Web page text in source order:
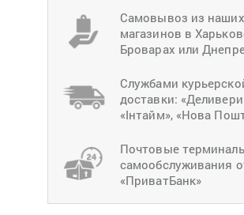
Самовывоз из наших
магазинов в
Броварах или
Службами
доставки:
«Інтайм», «Нова
Почтовые
самообслуживания
«ПриватБанк»